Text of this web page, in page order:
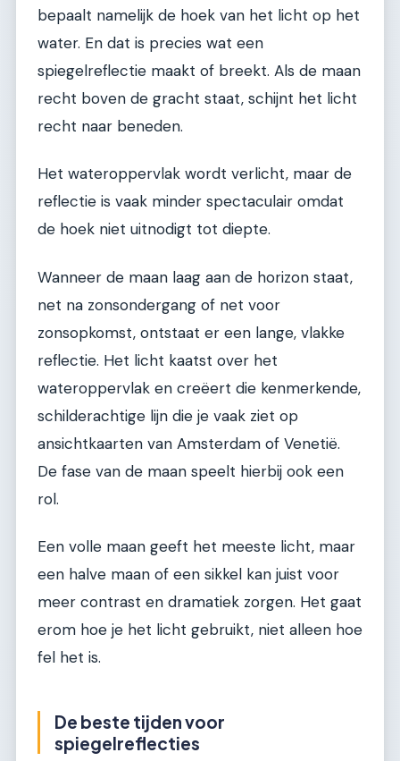
bepaalt namelijk de hoek van het licht op het
water. En dat is precies wat een
spiegelreflectie maakt of breekt. Als de maan
recht boven de gracht staat, schijnt het licht
recht naar beneden.
Het wateroppervlak wordt verlicht, maar de
reflectie is vaak minder spectaculair omdat
de hoek niet uitnodigt tot diepte.
Wanneer de maan laag aan de horizon staat,
net na zonsondergang of net voor
zonsopkomst, ontstaat er een lange, vlakke
reflectie. Het licht kaatst over het
wateroppervlak en creëert die kenmerkende,
schilderachtige lijn die je vaak ziet op
ansichtkaarten van Amsterdam of Venetië.
De fase van de maan speelt hierbij ook een
rol.
Een volle maan geeft het meeste licht, maar
een halve maan of een sikkel kan juist voor
meer contrast en dramatiek zorgen. Het gaat
erom hoe je het licht gebruikt, niet alleen hoe
fel het is.
De beste tijden voor
spiegelreflecties